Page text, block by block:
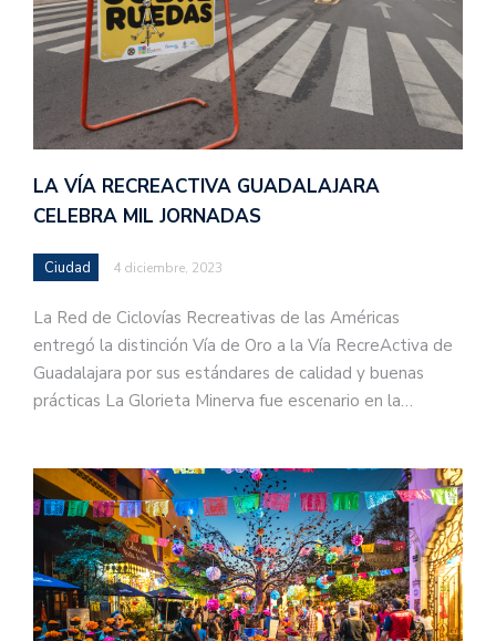
LA VÍA RECREACTIVA GUADALAJARA
CELEBRA MIL JORNADAS
Ciudad 4 diciembre, 2023
La Red de Ciclovías Recreativas de las Américas
entregó la distinción Vía de Oro a la Vía RecreActiva de
Guadalajara por sus estándares de calidad y buenas
prácticas La Glorieta Minerva fue escenario en la…